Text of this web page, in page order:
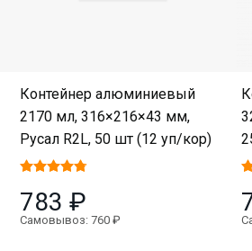
Контейнер алюминиевый
2170 мл, 316×216×43 мм,
Русал R2L, 50 шт (12 уп/кор)
783 ₽
Самовывоз: 760 ₽